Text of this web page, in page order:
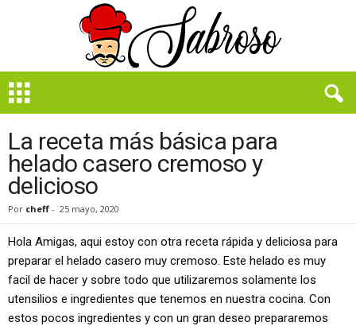
e
La receta más básica para
helado casero cremoso y
delicioso
Por cheff - 25 mayo, 2020
Hola Amigas, aqui estoy con otra receta rápida y deliciosa para
preparar el helado casero muy cremoso. Este helado es muy
facil de hacer y sobre todo que utilizaremos solamente los
utensilios e ingredientes que tenemos en nuestra cocina. Con
estos pocos ingredientes y con un gran deseo prepararemos